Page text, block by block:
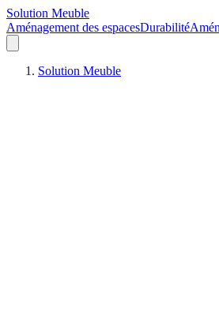
Solution Meuble
Aménagement des espacesDurabilité
Solution Meuble